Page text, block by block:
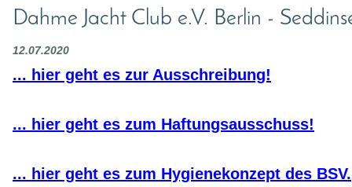
Dahme Jacht Club e.V. Berlin -
12.07.2020
... hier geht es zur Ausschreibung!
... hier geht es zum Haftungsausschuss!
... hier geht es zum Hygienekonzept des BSV.